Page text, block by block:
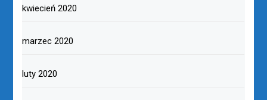
kwiecień 2020
marzec 2020
luty 2020